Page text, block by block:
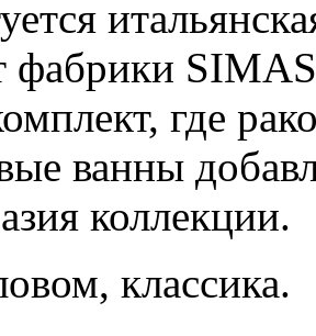
фабрики
где
ванны
коллекции.
классика.